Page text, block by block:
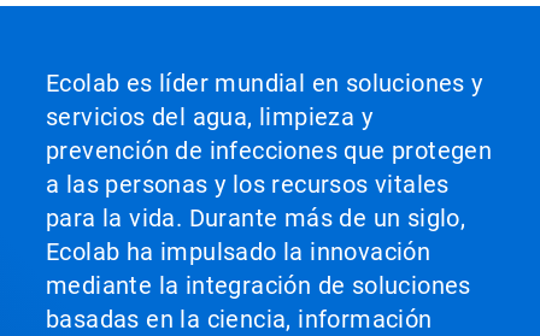
Ecolab es líder mundial en soluciones y
servicios del agua, limpieza y
prevención de infecciones que protegen
a las personas y los recursos vitales
para la vida. Durante más de un siglo,
Ecolab ha impulsado la innovación
mediante la integración de soluciones
basadas en la ciencia, información